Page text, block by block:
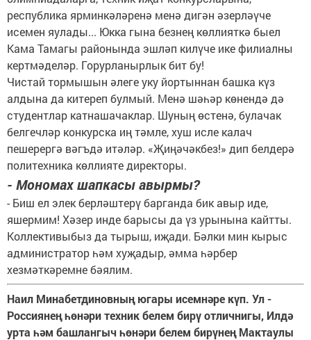
республика ярминкәләренә менә дигән әзерләүче
исемен яулады... Юкка гына безнең көллияткә быел
Кама Тамагы районында эшләп килүче ике филиалны
кертмәделәр. Горурланырлык бит бу!
Чистай тормышын әлеге уку йортыннан башка күз
алдына да китереп булмый. Менә шәһәр көнендә дә
студентлар катнашачаклар. Шуның өстенә, булачак
белгечләр конкурска иң тәмле, хуш исле калач
пешерергә вәгъдә итәләр. «Җиңәчәкбез!» дип белдерә
политехника көллияте директоры.
- Мономах шапкасы авырмы?
- Биш ел элек берләштерү барганда бик авыр иде,
яшермим! Хәзер инде барысы да үз урынына кайтты.
Коллективыбыз да тырыш, иҗади. Бәлки мин кырыс
администратор һәм хуҗадыр, әмма һәрбер
хезмәткәремне бәялим.
Наил Минабетдиновның югары исемнәре күп. Ул -
Россиянең һөнәри техник белем бирү отличнигы, Илдә
урта һәм башлангыч һөнәри белем бирүнең Мактаулы